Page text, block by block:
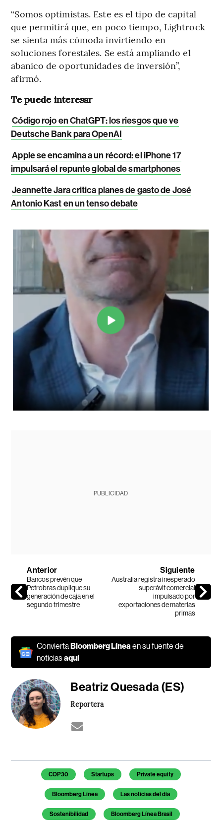
“Somos optimistas. Este es el tipo de capital
que permitirá que, en poco tiempo, Lightrock
se sienta más cómoda invirtiendo en
soluciones forestales. Se está ampliando el
abanico de oportunidades de inversión”,
afirmó.
Te puede interesar
Código rojo en ChatGPT: los riesgos que ve
Deutsche Bank para OpenAI
Apple se encamina a un récord: el iPhone 17
impulsará el repunte global de smartphones
Jeannette Jara critica planes de gasto de José
Antonio Kast en un tenso debate
PUBLICIDAD
Anterior
Bancos prevén que
Petrobras duplique su
generación de caja en el
segundo trimestre
Siguiente
Australia registra inesperado
superávit comercial
impulsado por
exportaciones de materias
primas
Convierta Bloomberg Líneaen su fuente de
noticiasaquí
Beatriz Quesada (ES)
Reportera
Temas de este artículo
COP30 Startups Private equity
Bloomberg Línea Las noticias del día
Sostenibilidad Bloomberg Línea Brasil